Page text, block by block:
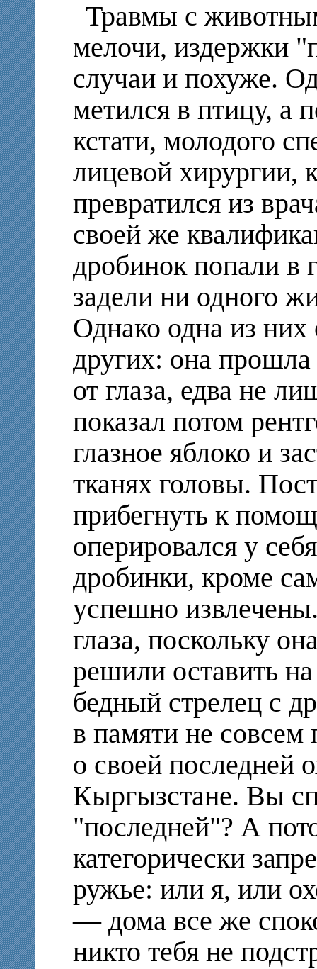
Травмы с
мелочи, издержки
случаи и похуже.
метился в птицу, а
кстати, молодого
лицевой хирургии,
превратился из
своей же
дробинок попали в
задели ни одного
Однако одна из них
других: она прошла
от глаза, едва не
показал потом
глазное яблоко и
тканях головы.
прибегнуть к
оперировался у
дробинки, кроме
успешно
глаза, поскольку
решили оставить
бедный стрелец с
в памяти не совсем
о своей последней
Кыргызстане. Вы
"последней"? А
категорически
ружье: или я, или
— дома все же
никто тебя не